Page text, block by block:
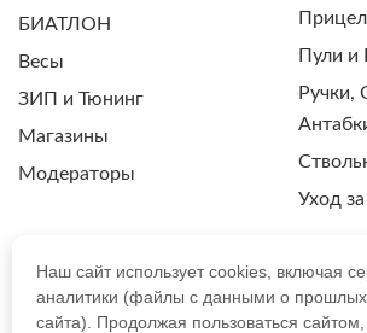
БИАТЛОН
Весы
ЗИП и Тюнинг
Магазины
Модераторы
Пули и
Ручки,
Уход
ПОЛИТИКА
Наш сайт использует cookies, включая
аналитики (файлы с данными о
сайта). Продолжая пользоваться